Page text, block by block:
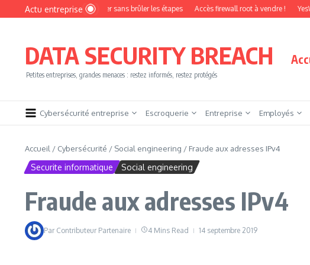
Aller au contenu
Actu entreprise
devenir pentester sans brûler les étapes Accès firewall root à vendre !
DATA SECURITY BREACH
Petites entreprises, grandes menaces : restez informés, restez protégés
Cybersécurité entreprise Escroquerie Entreprise Employés
Accueil / Cybersécurité / Social engineering / Fraude aux adresses IPv4
Securite informatique Social engineering
Fraude aux adresses IPv4
Par Contributeur Partenaire 4 Mins Read 14 septembre 2019